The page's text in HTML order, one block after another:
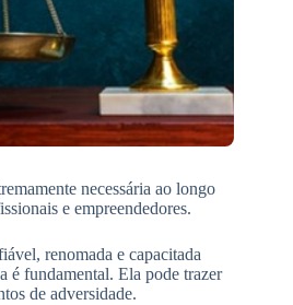
necessária ao longo
e empreendedores.
renomada e capacitada
é fundamental. Ela pode trazer
de adversidade.